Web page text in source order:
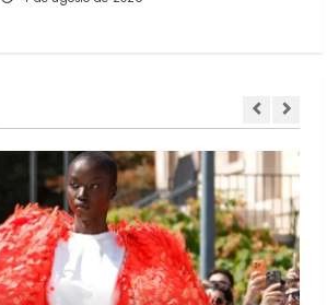
Moda vende US$63,7 bilhões em
produtos licenciados
6 de agosto de 2026